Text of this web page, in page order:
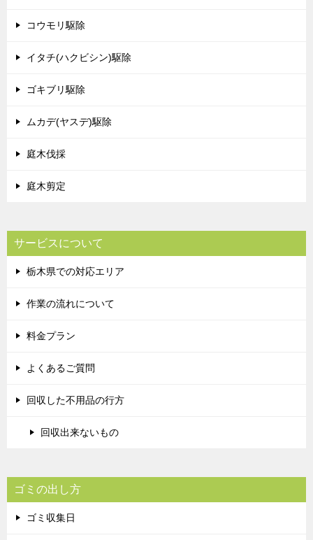
コウモリ駆除
イタチ(ハクビシン)駆除
ゴキブリ駆除
ムカデ(ヤスデ)駆除
庭木伐採
庭木剪定
サービスについて
栃木県での対応エリア
作業の流れについて
料金プラン
よくあるご質問
回収した不用品の行方
回収出来ないもの
ゴミの出し方
ゴミ収集日